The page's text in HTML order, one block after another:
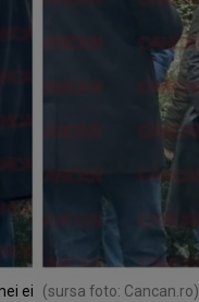
ei (sursa foto: Cancan.ro)